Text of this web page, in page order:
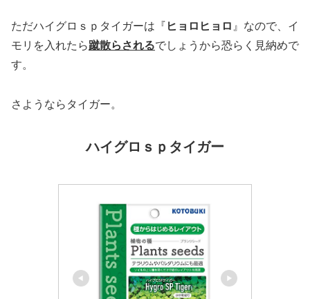
ただハイグロｓｐタイガーは『 ヒョロヒョロ 』なので、イ
モリを入れたら蹴散らされるでしょうから恐らく見納めで
す。
さようならタイガー。
ハイグロｓｐタイガー